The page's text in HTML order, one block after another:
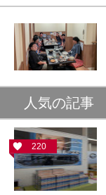
人気の記事
220